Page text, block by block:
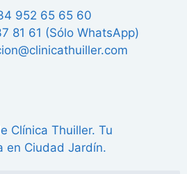
952 65 65 60
81 61 (Sólo WhatsApp)